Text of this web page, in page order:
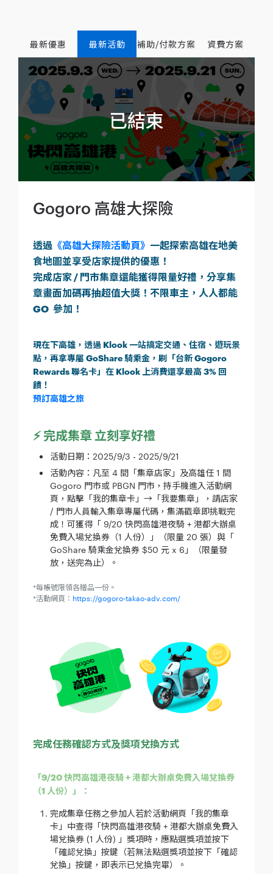
最新優惠 最新活動 補助/付款方案 資費方案
Gogoro 高雄大探險
透過 《高雄大探險活動頁》 一起探索高雄在地美
食地圖並享受店家提供的優惠！
完成店家 / 門市集章還能獲得限量好禮，分享集
章畫面加碼再抽超值大獎！不限車主，人人都能
GO 參加！
現在下高雄，透過 Klook 一站搞定交通、住宿、遊玩景
點，再拿專屬 GoShare 騎乘金，刷「台新 Gogoro
Rewards 聯名卡」在 Klook 上消費還享最高 3% 回
饋！
預訂高雄之旅
⚡️ 完成集章 立刻享好禮
活動日期：2025/9/3 - 2025/9/21
活動內容：凡至 4 間「集章店家」及高雄任 1 間
Gogoro 門市或 PBGN 門市，持手機進入活動網
頁，點擊「我的集章卡」→「我要集章」，請店家
/ 門市人員輸入集章專屬代碼，集滿戳章即挑戰完
成！可獲得「 9/20 快閃高雄港夜騎 + 港都大辦桌
免費入場兌換券（1 人份）」（限量 20 張）與「
GoShare 騎乘金兌換券 $50 元 x 6」（限量發
放，送完為止）。
*每帳號限領各贈品一份。
*活動網頁： https://gogoro-takao-adv.com/
完成任務確認方式及獎項兌換方式
「9/20 快閃高雄港夜騎 + 港都大辦桌免費入場兌換券
（1 人份）」：
完成集章任務之參加人若於活動網頁「我的集章
卡」中查得「快閃高雄港夜騎 + 港都大辦桌免費入
場兌換券 (1 人份) 」獎項時，應點選獎項並按下
「確認兌換」按鍵（若無法點選獎項並按下「確認
兌換」按鍵，即表示已兌換完畢）。